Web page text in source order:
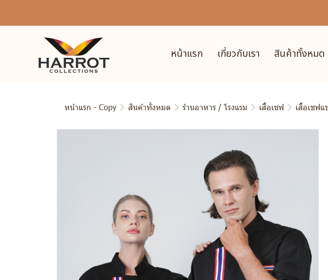
หน้าแรก เกี่ยวกับเรา สินค้าทั้งหมด
หน้าแรก - Copy สินค้าทั้งหมด ร้านอาหาร / โรงแรม เสื้อเชฟ เสื้อเชฟ